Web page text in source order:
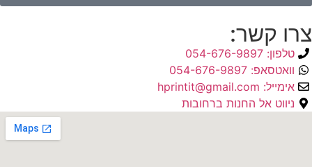
צרו קשר:
טלפון: 054-676-9897
וואטסאפ: 054-676-9897
אימייל: hprintit@gmail.com
ניווט אל החנות ברחובות